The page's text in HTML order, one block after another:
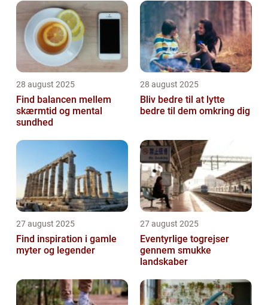
28 august 2025
Find balancen mellem
skærmtid og mental
sundhed
28 august 2025
Bliv bedre til at lytte
bedre til dem omkring dig
27 august 2025
Find inspiration i gamle
myter og legender
27 august 2025
Eventyrlige togrejser
gennem smukke
landskaber